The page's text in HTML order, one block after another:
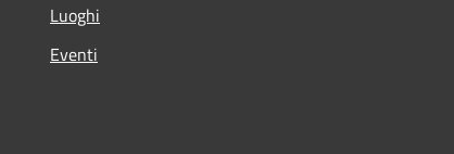
Luoghi
Eventi